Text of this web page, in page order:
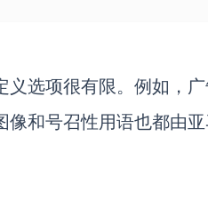
选项很有限。例如，
像和号召性用语也都由